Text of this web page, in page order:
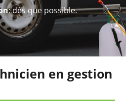
: dès que possible.
en gestion